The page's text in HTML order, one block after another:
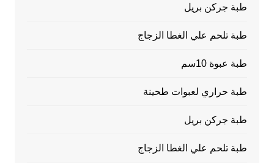
طبة جركن بريل
طبة تلحم علي الغطا الزجاج
طبة عبوة 10سم
طبة حراري لعبوات طحينة
طبة جركن بريل
طبة تلحم علي الغطا الزجاج